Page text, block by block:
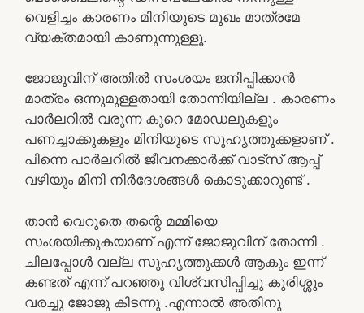
വെളിച്ചം കാരണം മിനിയുടെ മുഖം മാത്രമേ
വ്യക്തമായി കാണുന്നുള്ളൂ.
ജോജുവിന്‌ അതിൽ സംശയം ജനിപ്പിക്കാൻ
മാത്രം ഒന്നുമുള്ളതായി തോന്നിയില്ല . കാരണം
പാർലറിൽ വരുന്ന കുറെ മോഡലുകളും
പണച്ചാക്കുകളും മിനിയുടെ സുഹൃത്തുക്കളാണ് .
പിന്നെ പാർലറിൽ ജീവനക്കാർക്ക് വാട്സ് ആപ്പ്
വഴിയും മിനി നിർദേശങ്ങൾ കൊടുക്കാറുണ്ട് .
താൻ വെറുതെ തന്റെ മമ്മിയെ
സംശയിക്കുകയാണ് എന്ന് ജോജുവിന്‌ തോന്നി .
ചിലപ്പോൾ വല്ല സുഹൃത്തുക്കൾ ആകും ഇന്ന്
കണ്ടത് എന്ന് പറഞ്ഞു വിശ്വസിപ്പിച്ചു കുരിശ്ശും
വരച്ചു ജോജു കിടന്നു .എന്നാൽ അതിനു